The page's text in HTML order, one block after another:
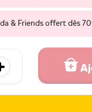
& Friends offert dès
la quantité